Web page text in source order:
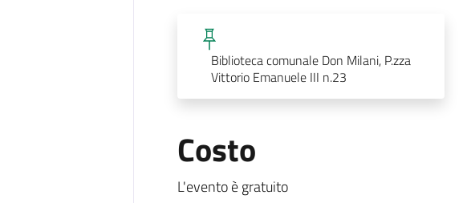
Biblioteca comunale Don Milani, P.zza
Vittorio Emanuele III n.23
Costo
L'evento è gratuito